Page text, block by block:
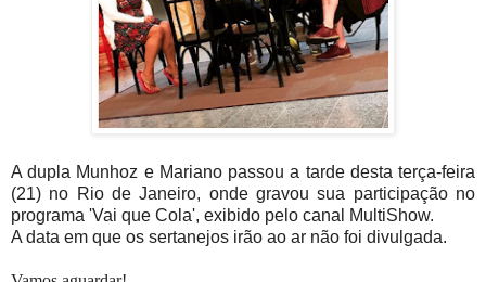
A dupla Munhoz e Mariano passou a tarde desta terça-feira
(21) no Rio de Janeiro, onde gravou sua participação no
programa 'Vai que Cola', exibido pelo canal MultiShow.
A data em que os sertanejos irão ao ar não foi divulgada.